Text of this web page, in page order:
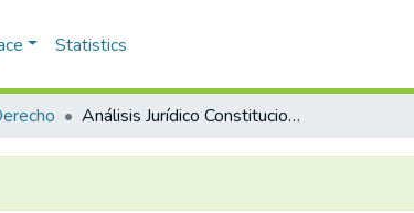
Statistics
Análisis Jurídico Constitucional Respecto de la Emisión de Programas Culturales en Señal Abierta de Acuerdo Con la Ley 28278, Perú, 2018